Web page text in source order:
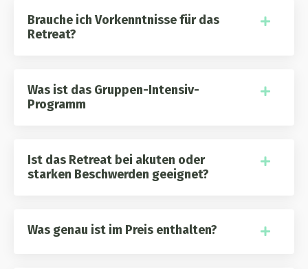
Brauche ich Vorkenntnisse für das
Retreat?
Was ist das Gruppen-Intensiv-
Programm
Ist das Retreat bei akuten oder
starken Beschwerden geeignet?
Was genau ist im Preis enthalten?